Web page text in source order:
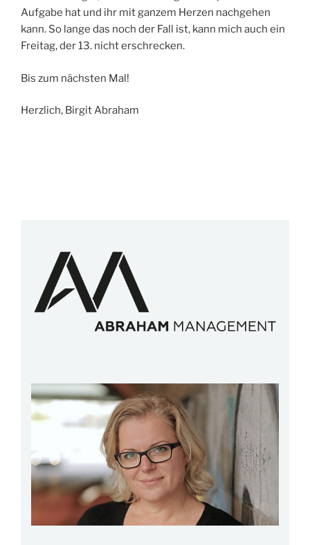
Aufgabe hat und ihr mit ganzem Herzen nachgehen
kann. So lange das noch der Fall ist, kann mich auch ein
Freitag, der 13. nicht erschrecken.
Bis zum nächsten Mal!
Herzlich, Birgit Abraham